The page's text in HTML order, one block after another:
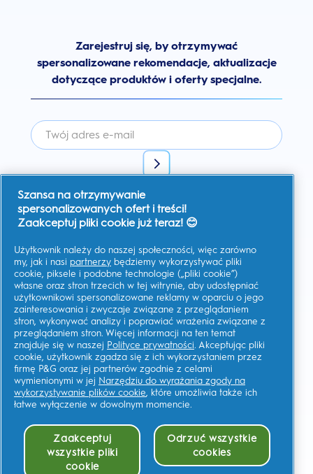
Zarejestruj się, by otrzymywać
spersonalizowane rekomendacje, aktualizacje
dotyczące produktów i oferty specjalne.
Wyrażam zgodę na otrzymywanie spersonalizowanej
komunikacji na temat ofert, aktualności i innych inicjatyw
promocyjnych od Oral-B i innych marek P&G
poczty elektronicznej i kanałów komunikacji online. W każdej
chwili mogę
zrezygnować z subskrypcji.
Firma Procter & Gamble, jako administrator danych, będzie
przetwarzać Twoje dane, aby umożliwić Ci rejestrację na tej
stronie, korzystanie z usług, a także, zależnie od udzielonej
zgody, wysyłać wiadomości marketingowe, w tym
spersonalizowane reklamy w mediach online.Dowiedz się
więcej.
Aby uzyskać więcej informacji na temat przetwarzania Twoich
danych osobowych i praw do prywatności, przeczytaj więcej
tutajlub zapoznaj się z naszą pełną Polityką ochrony
Prywatność
Musisz mieć co najmniej 18 lat orazwyrazić zgodę na nasz
Regulamin .
Regulamin
Prywatność
Reklamy oparte na
zainteresowaniach
Szansa na otrzymywanie
spersonalizowanych ofert i treści!
Zaakceptuj pliki cookie już teraz! 😊
Użytkownik należy do naszej społeczności, więc zarówno
my, jak i nasi partnerzy będziemy wykorzystywać pliki
cookie, piksele i podobne technologie („pliki cookie”)
własne oraz stron trzecich w tej witrynie, aby udostępniać
użytkownikowi spersonalizowane reklamy w oparciu o jego
zainteresowania i zwyczaje związane z przeglądaniem
stron, wykonywać analizy i poprawiać wrażenia związane z
przeglądaniem stron. Więcej informacji na ten temat
znajduje się w naszej Polityce prywatności. Akceptując pliki
cookie, użytkownik zgadza się z ich wykorzystaniem przez
firmę P&G oraz jej partnerów zgodnie z celami
wymienionymi w jej Narzędziu do wyrażania zgody na
wykorzystywanie plików cookie, które umożliwia także ich
łatwe wyłączenie w dowolnym momencie.
Zaakceptuj
wszystkie pliki
cookie
Odrzuć wszystkie
cookies